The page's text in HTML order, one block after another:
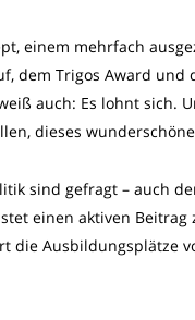
einem mehrfach
dem Trigos Award
auch: Es lohnt sich.
dieses
sind gefragt – auch
einen aktiven
die Ausbildungsplätze